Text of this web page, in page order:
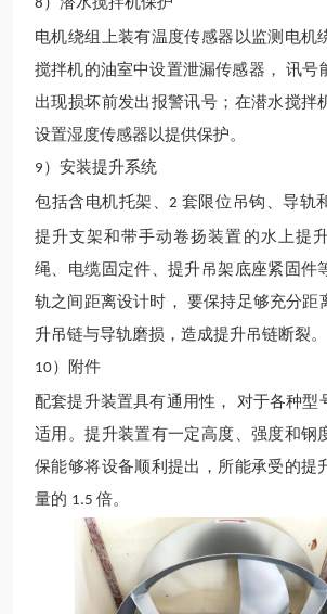
8
电机绕组上装有温度传感器以监测电机
搅拌机的油室中设置泄漏传感器，
讯号
出现损坏前发出报警讯号；在潜水搅拌
设置湿度传感器以提供保护。
9 ）安装提升系统
包括含电机托架、 2 套限位吊钩、导轨
提升支架和带手动卷扬装置的水上提
绳、电缆固定件、提升吊架底座紧固件
轨之间距离设计时， 要保持足够充分距
升吊链与导轨磨损，造成提升吊链断裂。
10）附件
配套提升装置具有通用性，
对于各种型
适用。提升装置有一定高度、强度和钢
保能够将设备顺利提出，所能承受的提
量的 1.5 倍。